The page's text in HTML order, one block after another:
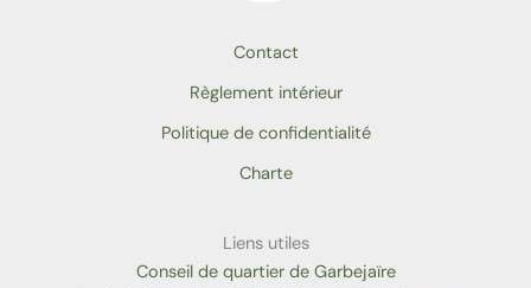
Contact
Règlement intérieur
Politique de confidentialité
Charte
Liens utiles
Conseil de quartier de Garbejaïre